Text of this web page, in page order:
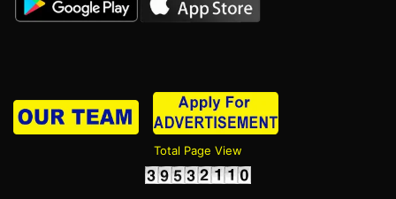
Total Page View